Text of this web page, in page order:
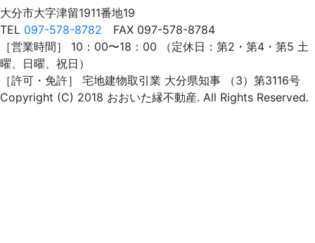
大分市大字津留1911番地19
TEL 097-578-8782 FAX 097-578-8784
［営業時間］ 10：00〜18：00 （定休日：第2・第4・第5 土
曜、日曜、祝日）
［許可・免許］ 宅地建物取引業 大分県知事 （3）第3116号
Copyright (C) 2018 おおいた縁不動産. All Rights Reserved.